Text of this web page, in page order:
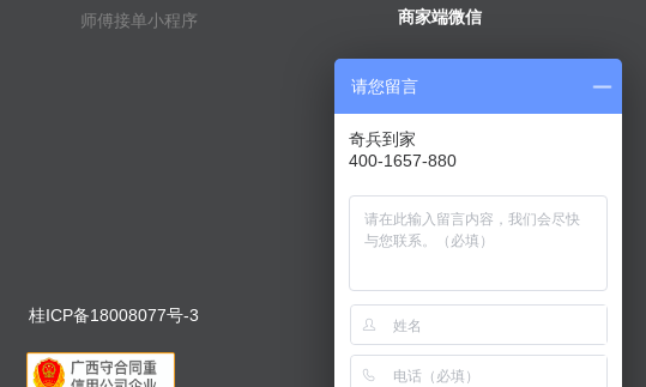
师傅接单小程序
商家端微信
桂ICP备18008077号-3
请您留言
奇兵到家
400-1657-880